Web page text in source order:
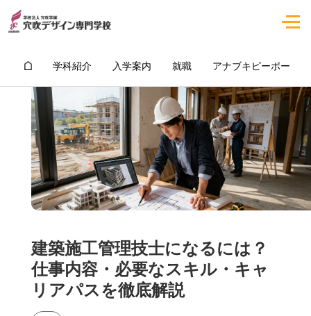
学科紹介 入学案内 就職 アナブキピーポー
建築施工管理技士になるには？
仕事内容・必要なスキル・キャ
リアパスを徹底解説